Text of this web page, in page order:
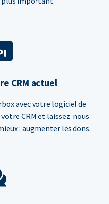
CRM actuel
avec votre logiciel de
CRM et laissez-nous
: augmenter les dons.